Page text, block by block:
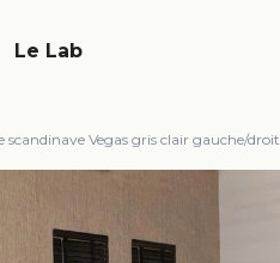
Le Lab
Vegas gris clair gauche/droit